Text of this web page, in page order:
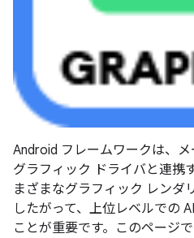
Android フレームワークは、
グラフィック ドライバと連携
まざまなグラフィック レンダ
したがって、上位レベルでの
ことが重要です。このページ